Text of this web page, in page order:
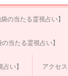
の当たる霊視占い】
当たる霊視占い】
い】 アクセ